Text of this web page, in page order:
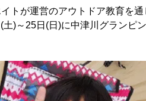
トが運営のアウトドア教育を
)～25日(日)に中津川グランピ